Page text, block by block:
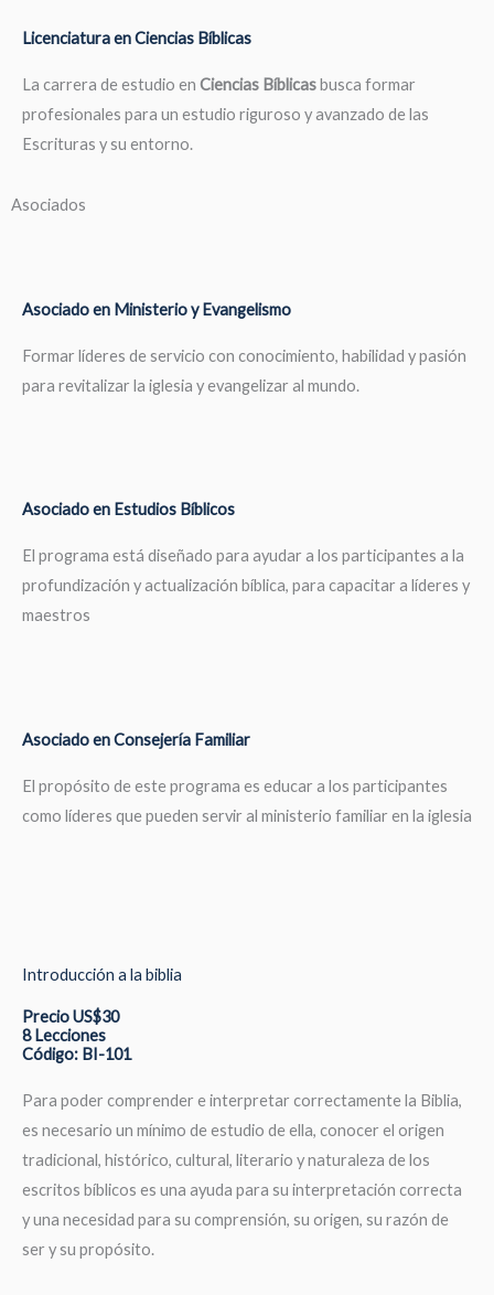
Licenciatura en Ciencias Bíblicas
La carrera de estudio en Ciencias Bíblicasbusca formar
profesionales para un estudio riguroso y avanzado de las
Escrituras y su entorno.
Asociados
Asociado en Ministerio y Evangelismo
Formar líderes de servicio con conocimiento, habilidad y pasión
para revitalizar la iglesia y evangelizar al mundo.
Asociado en Estudios Bíblicos
El programa está diseñado para ayudar a los participantes a la
profundización y actualización bíblica, para capacitar a líderes y
maestros
Asociado en Consejería Familiar
El propósito de este programa es educar a los participantes
como líderes que pueden servir al ministerio familiar en la iglesia
Introducción a la biblia
Precio US$30
8 Lecciones
Código: BI-101
Para poder comprender e interpretar correctamente la Biblia,
es necesario un mínimo de estudio de ella, conocer el origen
tradicional, histórico, cultural, literario y naturaleza de los
escritos bíblicos es una ayuda para su interpretación correcta
y una necesidad para su comprensión, su origen, su razón de
ser y su propósito.